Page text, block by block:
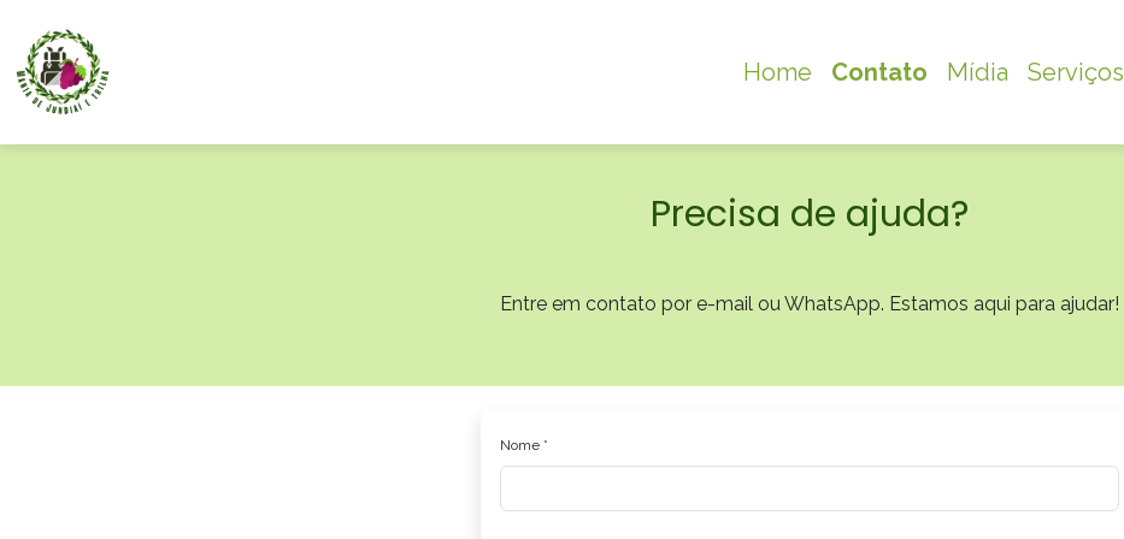
Home Contato Mídia Serviços
Precisa de ajuda?
Entre em contato por e-mail ou WhatsApp. Estamos aqui para ajudar!
Nome *